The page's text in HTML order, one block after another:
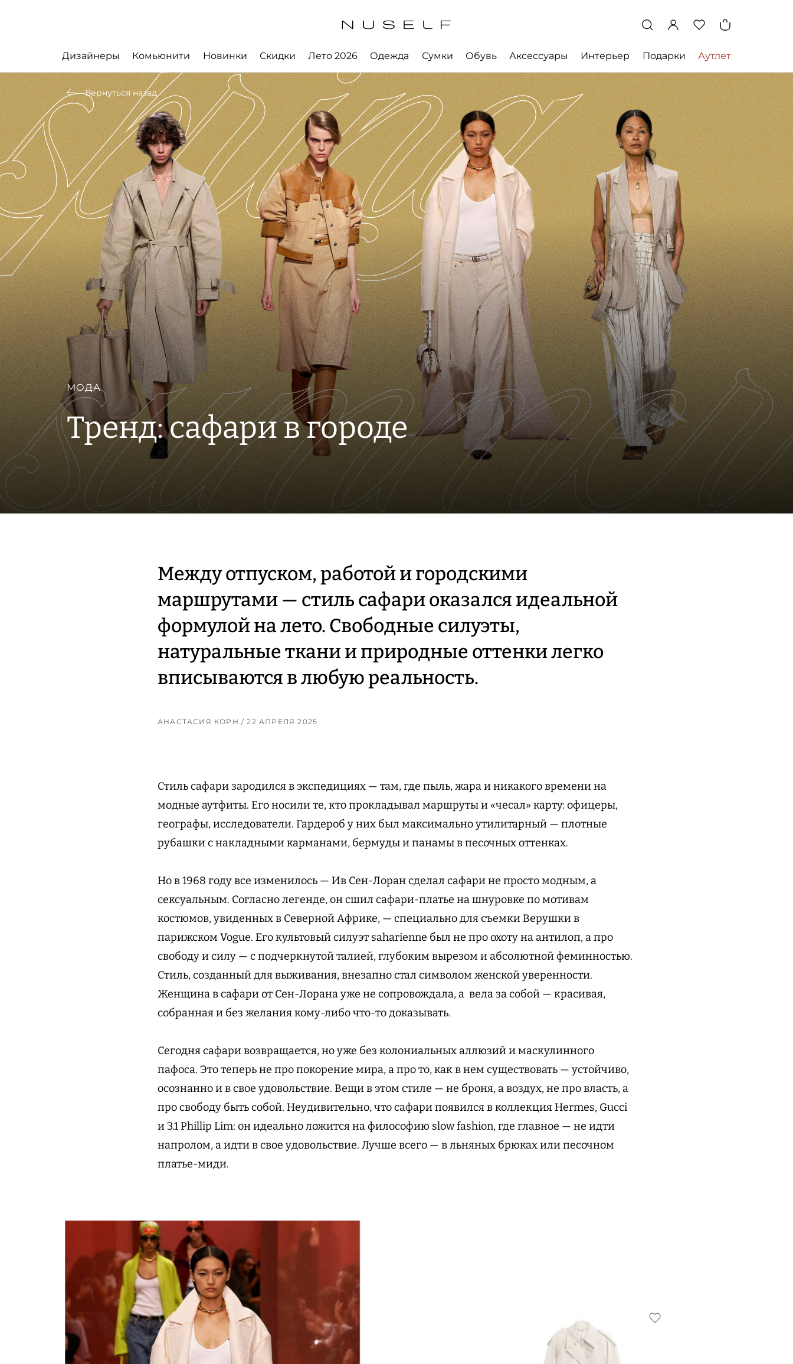
Дизайнеры Комьюнити Новинки Скидки Лето 2026 Одежда Сумки Обувь Аксессуары Интерьер Подарки Аутлет
Вернуться назад
МОДА
Тренд: сафари в городе
Между отпуском, работой и городскими
маршрутами — стиль сафари оказался идеальной
формулой на лето. Свободные силуэты,
натуральные ткани и природные оттенки легко
вписываются в любую реальность.
АНАСТАСИЯ КОРН / 22 АПРЕЛЯ 2025
Стиль сафари зародился в экспедициях — там, где пыль, жара и никакого времени на
модные аутфиты. Его носили те, кто прокладывал маршруты и «чесал» карту: офицеры,
географы, исследователи. Гардероб у них был максимально утилитарный — плотные
рубашки с накладными карманами, бермуды и панамы в песочных оттенках.
Но в 1968 году все изменилось — Ив Сен-Лоран сделал сафари не просто модным, а
сексуальным. Согласно легенде, он сшил сафари-платье на шнуровке по мотивам
костюмов, увиденных в Северной Африке, — специально для съемки Верушки в
парижском Vogue. Его культовый силуэт saharienne был не про охоту на антилоп, а про
свободу и силу — с подчеркнутой талией, глубоким вырезом и абсолютной феминностью.
Стиль, созданный для выживания, внезапно стал символом женской уверенности.
Женщина в сафари от Сен-Лорана уже не сопровождала, а вела за собой — красивая,
собранная и без желания кому-либо что-то доказывать.
Сегодня сафари возвращается, но уже без колониальных аллюзий и маскулинного
пафоса. Это теперь не про покорение мира, а про то, как в нем существовать — устойчиво,
осознанно и в свое удовольствие. Вещи в этом стиле — не броня, а воздух, не про власть, а
про свободу быть собой. Неудивительно, что сафари появился в коллекция Hermes, Gucci
и 3.1 Phillip Lim: он идеально ложится на философию slow fashion, где главное — не идти
напролом, а идти в свое удовольствие. Лучше всего — в льняных брюках или песочном
платье-миди.